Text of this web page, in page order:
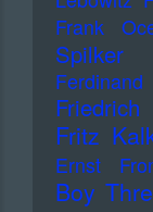
Frank
Spilker
Ferdinand
Friedrich
Fritz
Ernst
Boy